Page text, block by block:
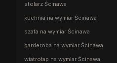
stolarz Ścinawa
kuchnia na wymiar Ścinawa
szafa na wymiar Ścinawa
garderoba na wymiar Ścinawa
wiatrołap na wymiar Ścinawa